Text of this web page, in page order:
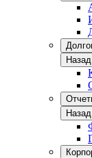
Назад
Назад